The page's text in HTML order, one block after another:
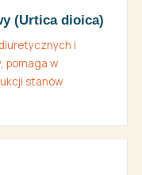
(Urtica dioica)
i
pomaga w
stanów